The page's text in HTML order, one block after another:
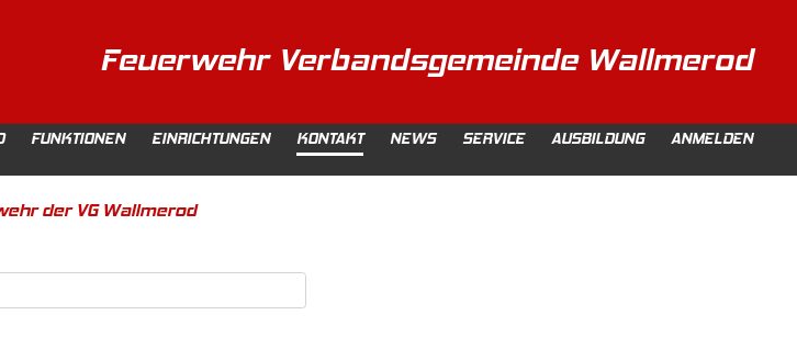
Feuerwehr Verbandsgemeinde Wallmerod
FUNKTIONEN EINRICHTUNGEN KONTAKT NEWS SERVICE AUSBILDUNG ANMELDEN
der VG Wallmerod